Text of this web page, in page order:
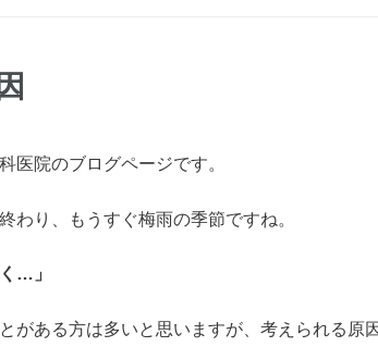
医院のブログページです。
わり、もうすぐ梅雨の季節ですね。
…」
がある方は多いと思いますが、考えられる原